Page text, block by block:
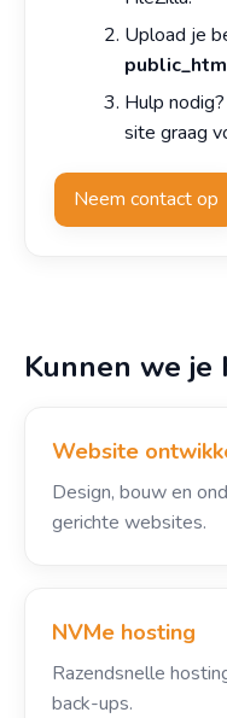
Upload je
Hulp
site graag
Neem contact op
Kunnen we je
Website
Design, bouw en
gerichte websites.
NVMe hosting
Razendsnelle
back-ups.